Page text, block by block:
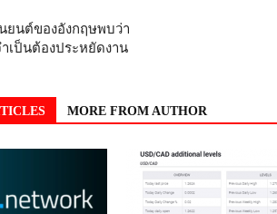
ยนต์ของอังกฤษพบว่า
เป็นต้องประหยัดงาน
MORE FROM AUTHOR